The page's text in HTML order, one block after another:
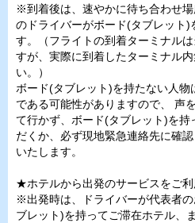
※到着後は、速やかに待ち合わせ
のドライバーがボード(タブレット)
す。（フライトの到着ターミナル
すが、実際に到着したターミナル
い。）
ボード(タブレット)を持たない人
である可能性がありますので、 声
て行かず、ボード(タブレット)を持
だくか、必ず現地緊急連絡先に確
いたします。
★ホテルから出発のサービスをご利
※出発時は、ドライバーが代表者
ブレット)を持ってご滞在ホテル、